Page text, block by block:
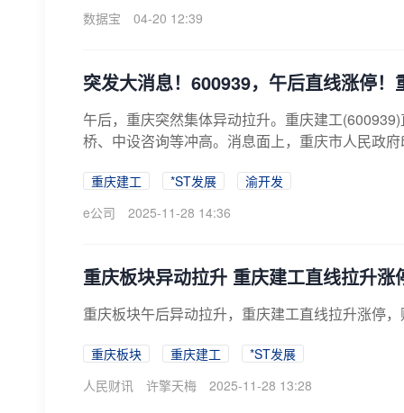
数据宝
04-20 12:39
突发大消息！600939，午后直线涨停
午后，重庆突然集体异动拉升。重庆建工
桥、中设咨询等冲高。消息面上，重庆市人民政
重庆建工 *ST发展
渝开发
e公司
2025-11-28 14:36
重庆板块异动拉升 重庆建工直线拉升涨
重庆板块午后异动拉升，重庆建工直线拉升涨停
重庆板块 重庆建工
*ST发展
人民财讯
许擎天梅 2025-11-28 13:28